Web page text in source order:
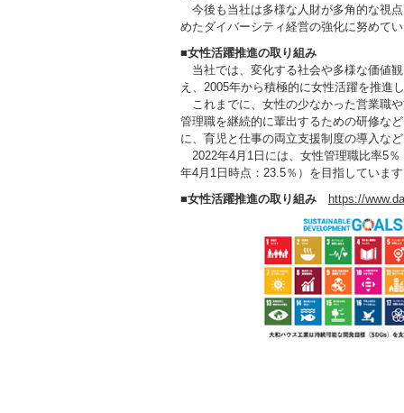
今後も当社は多様な人財が多角的な視
めたダイバーシティ経営の強化に努めて
■女性活躍推進の取り組み
当社では、変化する社会や多様な価値
え、2005年から積極的に女性活躍を推進
これまでに、女性の少なかった営業職
管理職を継続的に輩出するための研修な
に、育児と仕事の両立支援制度の導入な
2022年4月1日には、女性管理職比率5
年4月1日時点：23.5％）を目指していま
■女性活躍推進の取り組み https://